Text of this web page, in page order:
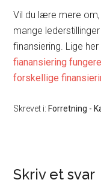
Vil du lære mere
mange
finansiering. Lige
fianansiering
forskellige
Skrevet i: Forretning -
Skriv et svar